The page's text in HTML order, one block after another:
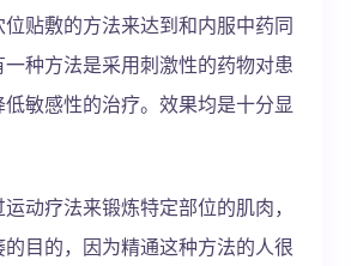
贴敷的方法来达到和内服中药同
种方法是采用刺激性的药物对患
敏感性的治疗。效果均是十分显
动疗法来锻炼特定部位的肌肉，
目的，因为精通这种方法的人很